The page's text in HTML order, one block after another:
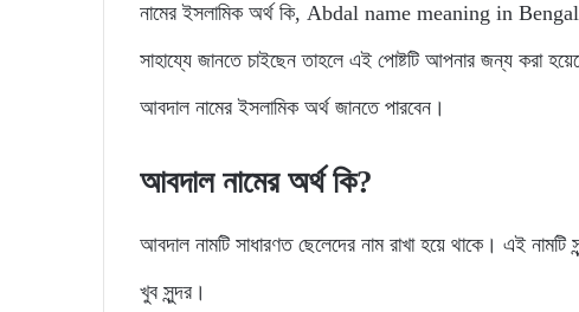
নামের ইসলামিক অর্থ কি, Abdal name meaning in Bengali,
সাহায্যে জানতে চাইছেন তাহলে এই পোষ্টটি আপনার জন্য করা
আবদাল নামের ইসলামিক অর্থ জানতে পারবেন।
আবদাল নামের অর্থ কি?
আবদাল নামটি সাধারণত ছেলেদের নাম রাখা হয়ে থাকে। এই
খুব সুন্দর।